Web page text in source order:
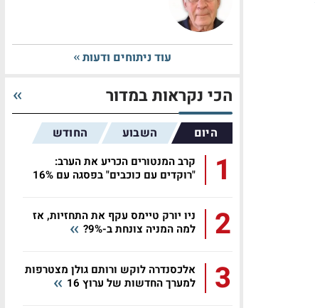
עוד ניתוחים ודעות
הכי נקראות במדור
היום השבוע החודש
1
קרב המנטורים הכריע את הערב:
"רוקדים עם כוכבים" בפסגה עם 16%
2
ניו יורק טיימס עקף את התחזיות, אז
למה המניה צונחת ב-9%?
3
אלכסנדרה לוקש ורותם גולן מצטרפות
למערך החדשות של ערוץ 16